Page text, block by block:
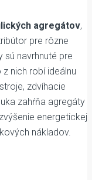
agregátov,
pre rôzne
sú navrhnuté pre
nich robí ideálnu
zdvíhacie
zahŕňa agregáty
energetickej
nákladov.